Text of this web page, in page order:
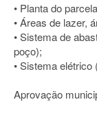
• Planta do
• Áreas de lazer,
• Sistema de
poço);
• Sistema
Aprovação